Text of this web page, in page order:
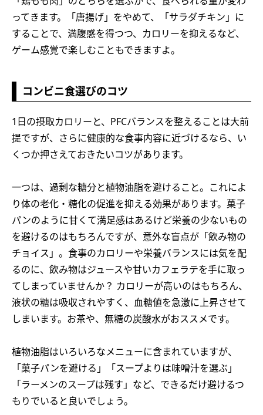
ってきます。「唐揚げ」をやめて、「サラダチキン」に
することで、満腹感を得つつ、カロリーを抑えるなど、
ゲーム感覚で楽しむこともできますよ。
コンビニ食選びのコツ
1日の摂取カロリーと、PFCバランスを整えることは大前
提ですが、さらに健康的な食事内容に近づけるなら、い
くつか押さえておきたいコツがあります。
一つは、過剰な糖分と植物油脂を避けること。これによ
り体の老化・糖化の促進を抑える効果があります。菓子
パンのように甘くて満足感はあるけど栄養の少ないもの
を避けるのはもちろんですが、意外な盲点が「飲み物の
チョイス」。食事のカロリーや栄養バランスには気を配
るのに、飲み物はジュースや甘いカフェラテを手に取っ
てしまっていませんか？ カロリーが高いのはもちろん、
液状の糖は吸収されやすく、血糖値を急激に上昇させて
しまいます。お茶や、無糖の炭酸水がおススメです。
植物油脂はいろいろなメニューに含まれていますが、
「菓子パンを避ける」「スープよりは味噌汁を選ぶ」
「ラーメンのスープは残す」など、できるだけ避けるつ
もりでいると良いでしょう。